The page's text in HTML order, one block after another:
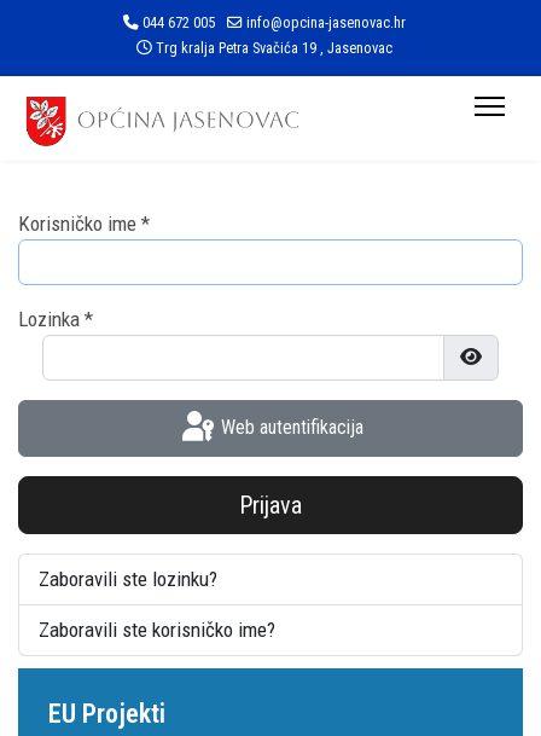
044 672 005
info@opcina-jasenovac.hr
Trg kralja Petra Svačića 19 , Jasenovac
Korisničko ime *
Lozinka *
Prikaži
Web autentifikacija
Prijava
Zaboravili ste lozinku?
Zaboravili ste korisničko ime?
EU Projekti